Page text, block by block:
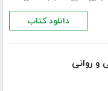
دانلود کتاب
و روانی